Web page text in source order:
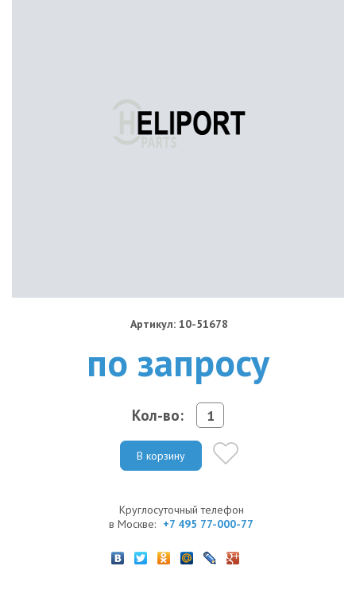
Артикул: 10-51678
по запросу
Кол-во:
В корзину
Круглосуточный телефон
в Москве: +7 495 77-000-77